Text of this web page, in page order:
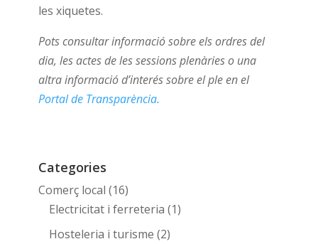
les xiquetes.
Pots consultar informació sobre els ordres del
dia, les actes de les sessions plenàries o una
altra informació d’interés sobre el ple en el
Portal de Transparència.
Categories
Comerç local (16)
Electricitat i ferreteria (1)
Hosteleria i turisme (2)